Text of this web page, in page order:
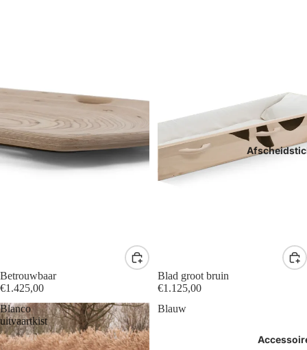
Betrouwbaar
€1.425,00
Blad groot bruin
€1.125,00
Blanco
uitvaartkist
Blauw